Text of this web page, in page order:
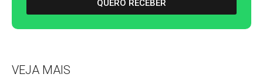
QUERO RECEBER
VEJA MAIS